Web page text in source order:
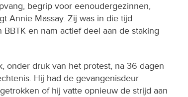
begrip voor eenoudergezinnen,
Annie Massay. Zij was in die tijd
en nam actief deel aan de staking
onder druk van het protest, na 36 dagen
Hij had de gevangenisdeur
of hij vatte opnieuw de strijd aan